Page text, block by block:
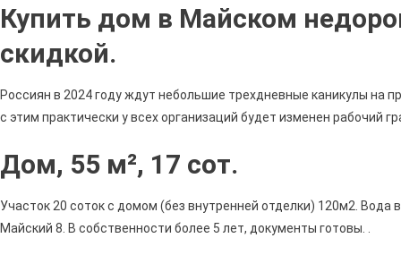
Купить дом в Майском
скидкой.
Россиян в 2024 году ждут небольшие трехдневные каникулы на
с этим практически у всех организаций будет изменен рабочий
Дом, 55 м², 17 сот.
Участок 20 соток с домом (без внутренней отделки) 120м2.
Майский 8. В собственности более 5 лет, документы готовы. .